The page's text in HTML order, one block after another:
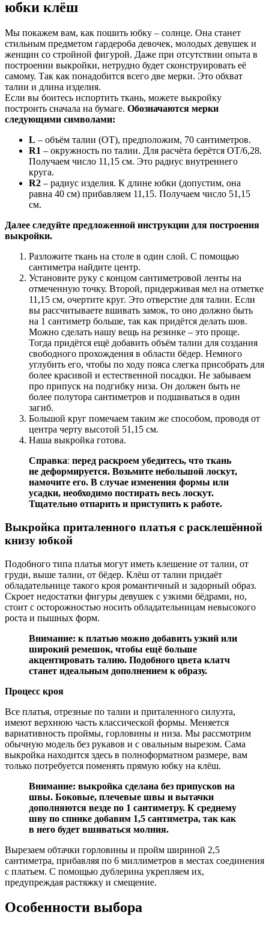
юбки клёш
Мы покажем вам, как пошить юбку – солнце. Она станет
стильным предметом гардероба девочек, молодых девушек и
женщин со стройной фигурой. Даже при отсутствии опыта в
построении выкройки, нетрудно будет сконструировать её
самому. Так как понадобится всего две мерки. Это обхват
талии и длина изделия.
Если вы боитесь испортить ткань, можете выкройку
построить сначала на бумаге. Обозначаются мерки
следующими символами:
L – объём талии (ОТ), предположим, 70 сантиметров.
R1 – окружность по талии. Для расчёта берётся ОТ/6,28.
Получаем число 11,15 см. Это радиус внутреннего
круга.
R2 – радиус изделия. К длине юбки (допустим, она
равна 40 см) прибавляем 11,15. Получаем число 51,15
см.
Далее следуйте предложенной инструкции для построения
выкройки.
Разложите ткань на столе в один слой. С помощью
сантиметра найдите центр.
Установите руку с концом сантиметровой ленты на
отмеченную точку. Второй, придерживая мел на отметке
11,15 см, очертите круг. Это отверстие для талии. Если
вы рассчитываете вшивать замок, то оно должно быть
на 1 сантиметр больше, так как придётся делать шов.
Можно сделать нашу вещь на резинке – это проще.
Тогда придётся ещё добавить объём талии для создания
свободного прохождения в области бёдер. Немного
углубить его, чтобы по ходу пояса слегка присобрать для
более красивой и естественной посадки. Не забываем
про припуск на подгибку низа. Он должен быть не
более полутора сантиметров и подшиваться в один
загиб.
Большой круг помечаем таким же способом, проводя от
центра черту высотой 51,15 см.
Наша выкройка готова.
Справка: перед раскроем убедитесь, что ткань
не деформируется. Возьмите небольшой лоскут,
намочите его. В случае изменения формы или
усадки, необходимо постирать весь лоскут.
Тщательно отпарить и приступить к работе.
Выкройка приталенного платья с расклешённой
книзу юбкой
Подобного типа платья могут иметь клешение от талии, от
груди, выше талии, от бёдер. Клёш от талии придаёт
обладательнице такого кроя романтичный и задорный образ.
Скроет недостатки фигуры девушек с узкими бёдрами, но,
стоит с осторожностью носить обладательницам невысокого
роста и пышных форм.
Внимание: к платью можно добавить узкий или
широкий ремешок, чтобы ещё больше
акцентировать талию. Подобного цвета клатч
станет идеальным дополнением к образу.
Процесс кроя
Все платья, отрезные по талии и приталенного силуэта,
имеют верхнюю часть классической формы. Меняется
вариативность проймы, горловины и низа. Мы рассмотрим
обычную модель без рукавов и с овальным вырезом. Сама
выкройка находится здесь в полноформатном размере, вам
только потребуется поменять прямую юбку на клёш.
Внимание: выкройка сделана без припусков на
швы. Боковые, плечевые швы и вытачки
дополняются везде по 1 сантиметру. К среднему
шву по спинке добавим 1,5 сантиметра, так как
в него будет вшиваться молния.
Вырезаем обтачки горловины и пройм шириной 2,5
сантиметра, прибавляя по 6 миллиметров в местах соединения
с платьем. С помощью дублерина укрепляем их,
предупреждая растяжку и смещение.
Особенности выбора